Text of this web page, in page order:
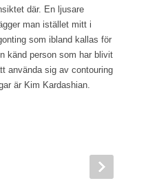
där. En ljusare
man istället mitt i
som ibland kallas för
känd person som har blivit
använda sig av contouring
är Kim Kardashian.